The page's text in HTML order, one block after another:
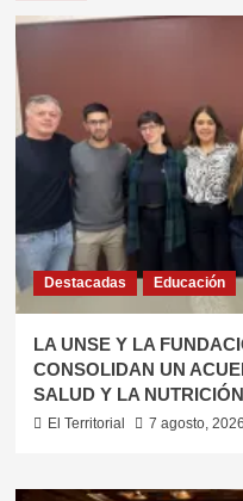
Destacadas Educación
​LA UNSE Y LA
CONSOLIDAN UN
SALUD Y LA
El Territorial 7 agosto, 2026